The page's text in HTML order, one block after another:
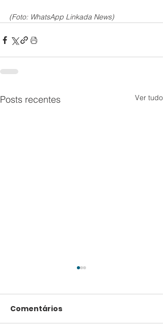
(Foto: WhatsApp Linkada News)
Posts recentes Ver tudo
Comentários